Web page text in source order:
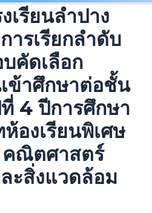
เรียนลำปาง
ารเรียกลำดับ
คัดเลือก
ข้าศึกษาต่อชั้น
4 ปีการศึกษา
องเรียนพิเศษ
คณิตศาสตร์
ะสิ่งแวดล้อม